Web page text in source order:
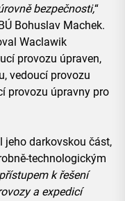
bezpečnosti,“
Bohuslav Machek.
Waclawik
provozu úpraven,
vedoucí provozu
provozu úpravny pro
jeho darkovskou část,
technologickým
k řešení
a expedicí